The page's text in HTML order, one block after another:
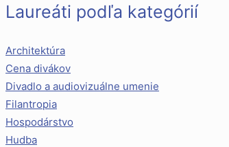
Laureáti podľa kategórií
Architektúra
Cena divákov
Divadlo a audiovizuálne umenie
Filantropia
Hospodárstvo
Hudba